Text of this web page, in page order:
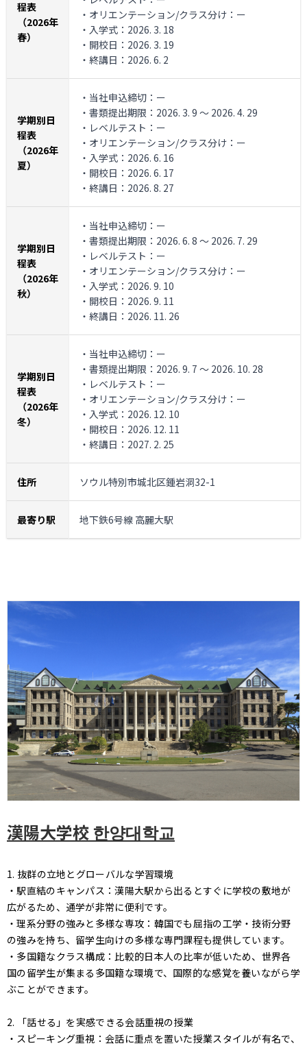
程表
（2026年
春）
・オリエンテーション/クラス分け：ー
・入学式：2026. 3. 18
・開校日：2026. 3. 19
・終講日：2026. 6. 2
学期別日
程表
（2026年
夏）
・当社申込締切：ー
・書類提出期限：2026. 3. 9 ～ 2026. 4. 29
・レベルテスト：ー
・オリエンテーション/クラス分け：ー
・入学式：2026. 6. 16
・開校日：2026. 6. 17
・終講日：2026. 8. 27
学期別日
程表
（2026年
秋）
・当社申込締切：ー
・書類提出期限：2026. 6. 8 ～ 2026. 7. 29
・レベルテスト：ー
・オリエンテーション/クラス分け：ー
・入学式：2026. 9. 10
・開校日：2026. 9. 11
・終講日：2026. 11. 26
学期別日
程表
（2026年
冬）
・当社申込締切：ー
・書類提出期限：2026. 9. 7 ～ 2026. 10. 28
・レベルテスト：ー
・オリエンテーション/クラス分け：ー
・入学式：2026. 12. 10
・開校日：2026. 12. 11
・終講日：2027. 2. 25
住所 ソウル特別市城北区鍾岩洞32-1
最寄り駅 地下鉄6号線 高麗大駅
漢陽大学校 한양대학교
1. 抜群の立地とグローバルな学習環境
・駅直結のキャンパス：漢陽大駅から出るとすぐに学校の敷地が
広がるため、通学が非常に便利です。
・理系分野の強みと多様な専攻：韓国でも屈指の工学・技術分野
の強みを持ち、留学生向けの多様な専門課程も提供しています。
・多国籍なクラス構成：比較的日本人の比率が低いため、世界各
国の留学生が集まる多国籍な環境で、国際的な感覚を養いながら学
ぶことができます。
2. 「話せる」を実感できる会話重視の授業
・スピーキング重視：会話に重点を置いた授業スタイルが有名で、